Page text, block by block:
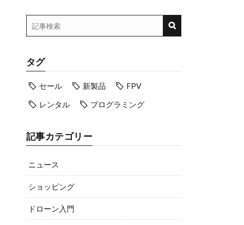
タグ
セール 新製品
FPV
レンタル
プログラミング
記事カテゴリー
ニュース
ショッピング
ドローン入門